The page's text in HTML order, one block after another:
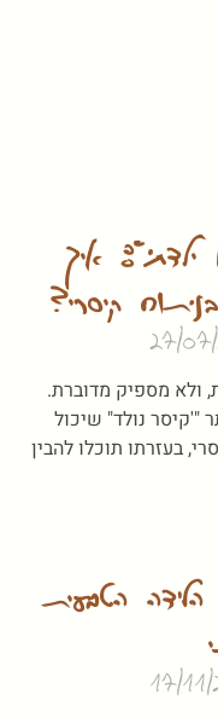
איך
קיסרי?
ולא מספיק מדוברת.
"'קיסר נולד" שיכול
בעזרתו תוכלו להבין
הטבעית